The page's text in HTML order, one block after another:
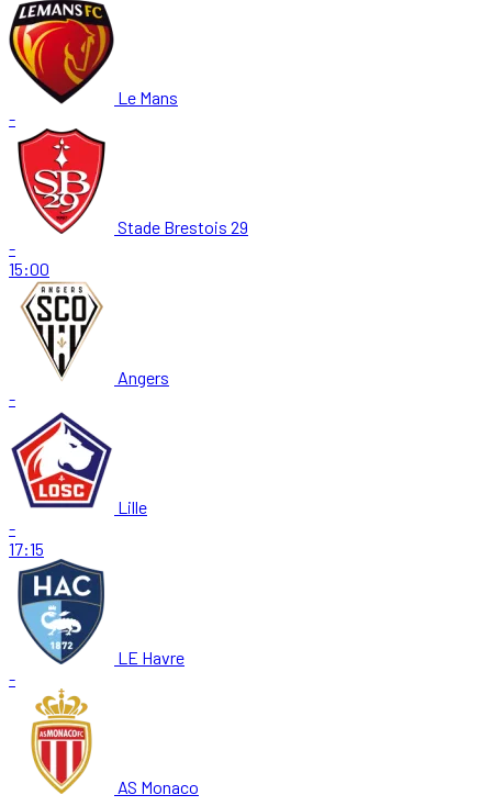
Le Mans
-
Stade Brestois 29
-
15:00
Angers
-
Lille
-
17:15
LE Havre
-
AS Monaco